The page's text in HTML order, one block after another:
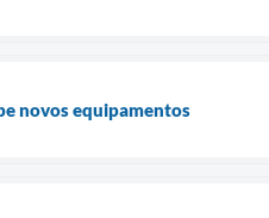
novos equipamentos